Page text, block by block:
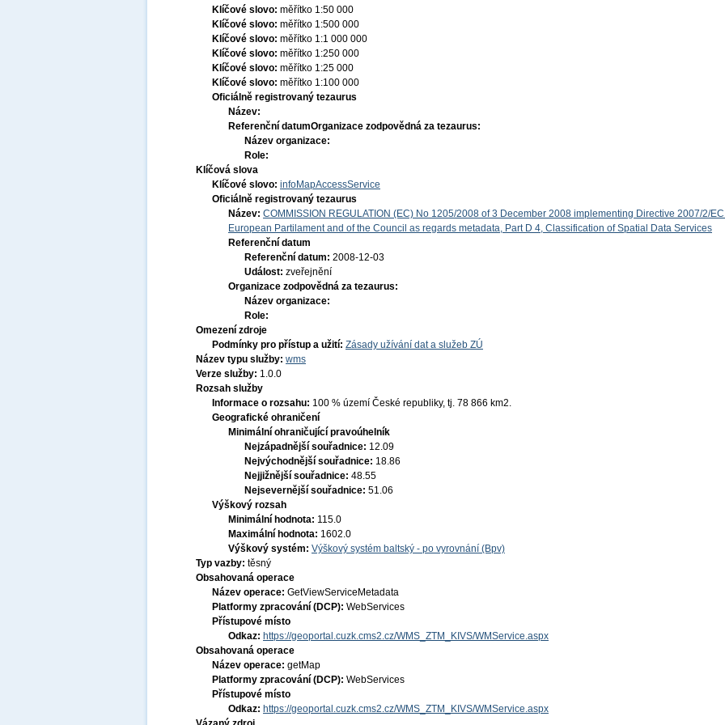
Klíčové slovo: měřítko 1:50 000
Klíčové slovo: měřítko 1:500 000
Klíčové slovo: měřítko 1:1 000 000
Klíčové slovo: měřítko 1:250 000
Klíčové slovo: měřítko 1:25 000
Klíčové slovo: měřítko 1:100 000
Oficiálně registrovaný tezaurus
Název:
Referenční datumOrganizace zodpovědná za tezaurus:
Název organizace:
Role:
Klíčová slova
Klíčové slovo: infoMapAccessService
Oficiálně registrovaný tezaurus
Název: COMMISSION REGULATION (EC) No 1205/2008 of 3 December 2008 implementing Directive 2007/2/EC
European Partilament and of the Council as regards metadata, Part D 4, Classification of Spatial Data Services
Referenční datum
Referenční datum: 2008-12-03
Událost: zveřejnění
Organizace zodpovědná za tezaurus:
Název organizace:
Role:
Omezení zdroje
Podmínky pro přístup a užití: Zásady užívání dat a služeb ZÚ
Název typu služby: wms
Verze služby: 1.0.0
Rozsah služby
Informace o rozsahu: 100 % území České republiky, tj. 78 866 km2.
Geografické ohraničení
Minimální ohraničující pravoúhelník
Nejzápadnější souřadnice: 12.09
Nejvýchodnější souřadnice: 18.86
Nejjižnější souřadnice: 48.55
Nejsevernější souřadnice: 51.06
Výškový rozsah
Minimální hodnota: 115.0
Maximální hodnota: 1602.0
Výškový systém: Výškový systém baltský - po vyrovnání (Bpv)
Typ vazby: těsný
Obsahovaná operace
Název operace: GetViewServiceMetadata
Platformy zpracování (DCP): WebServices
Přístupové místo
Odkaz: https://geoportal.cuzk.cms2.cz/WMS_ZTM_KIVS/WMService.aspx
Obsahovaná operace
Název operace: getMap
Platformy zpracování (DCP): WebServices
Přístupové místo
Odkaz: https://geoportal.cuzk.cms2.cz/WMS_ZTM_KIVS/WMService.aspx